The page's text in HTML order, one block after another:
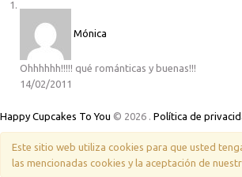
Mónica
Ohhhhhh!!!!! qué románticas y buenas!!!
14/02/2011
Happy Cupcakes To You © 2026 Política de
Este sitio web utiliza cookies para que usted
las mencionadas cookies y la aceptación de